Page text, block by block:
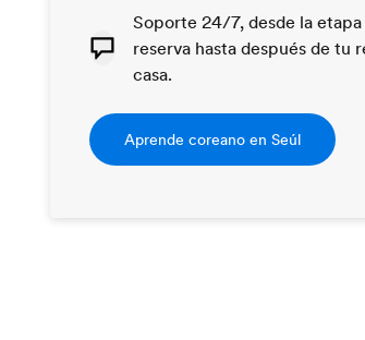
Soporte 24/7, desde la etapa
reserva hasta después de tu
casa.
Aprende coreano en Seúl